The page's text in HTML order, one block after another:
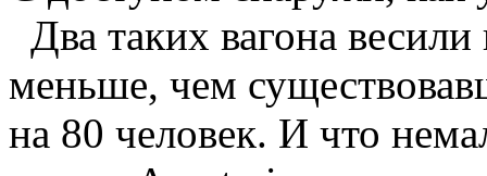
Два таких вагона
меньше, чем
на 80 человек. И что